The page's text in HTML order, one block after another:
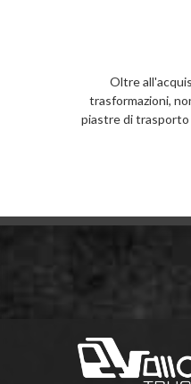
Oltre
trasformazioni,
piastre di trasporto